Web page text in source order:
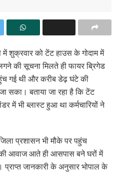
शुक्रवार को टेंट हाउस के गोदाम में
की सूचना मिलते ही फायर ब्रिगेड
गई थी और करीब डेढ़ घंटे की
सका। बताया जा रहा है कि टेंट
में भी ब्लास्ट हुआ था कर्मचारियों ने
प्रशासन भी मौके पर पहुंच
आवाज आते ही आसपास बने घरों में
प्राप्त जानकारी के अनुसार भोपाल के